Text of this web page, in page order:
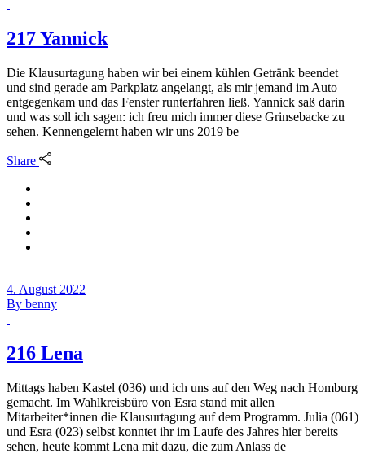
217 Yannick
Die Klausurtagung haben wir bei einem kühlen Getränk beendet
und sind gerade am Parkplatz angelangt, als mir jemand im Auto
entgegenkam und das Fenster runterfahren ließ. Yannick saß darin
und was soll ich sagen: ich freu mich immer diese Grinsebacke zu
sehen. Kennengelernt haben wir uns 2019 be
Share
4. August 2022
By benny
216 Lena
Mittags haben Kastel (036) und ich uns auf den Weg nach Homburg
gemacht. Im Wahlkreisbüro von Esra stand mit allen
Mitarbeiter*innen die Klausurtagung auf dem Programm. Julia (061)
und Esra (023) selbst konntet ihr im Laufe des Jahres hier bereits
sehen, heute kommt Lena mit dazu, die zum Anlass de